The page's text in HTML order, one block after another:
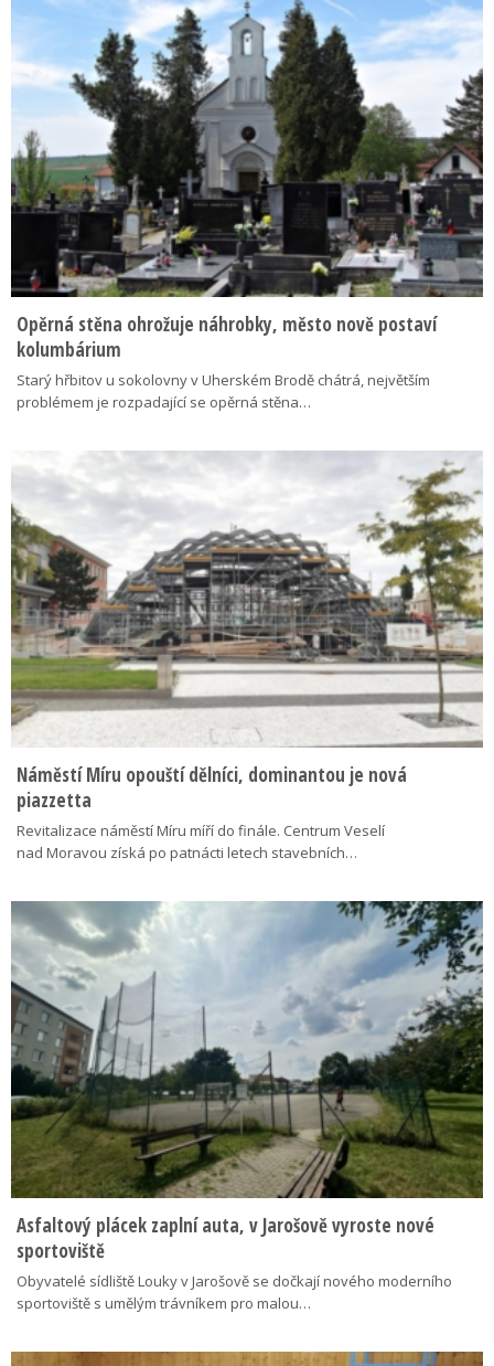
Opěrná stěna ohrožuje náhrobky, město nově postaví
kolumbárium
Starý hřbitov u sokolovny v Uherském Brodě chátrá, největším
problémem je rozpadající se opěrná stěna…
Náměstí Míru opouští dělníci, dominantou je nová
piazzetta
Revitalizace náměstí Míru míří do finále. Centrum Veselí
nad Moravou získá po patnácti letech stavebních…
Asfaltový plácek zaplní auta, v Jarošově vyroste nové
sportoviště
Obyvatelé sídliště Louky v Jarošově se dočkají nového moderního
sportoviště s umělým trávníkem pro malou…